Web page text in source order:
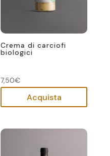
Crema di carciofi
biologici
7,50€
Acquista